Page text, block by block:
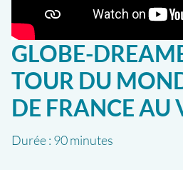
GLOBE-
TOUR DU
DE FRANCE AU
Durée : 90 minutes